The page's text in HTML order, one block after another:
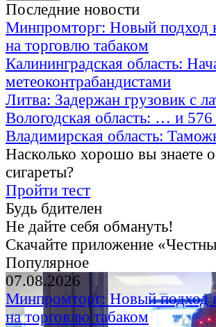
Последние новости
Минпромторг: Новый подход
на торговлю табаком
Калининградская область:
метеоконтрабандистами
Литва: Задержан грузовик с
Вологодская область: … и 576
Владимирская область:
Насколько хорошо вы знаете
сигареты?
Пройти тест
Будь бдителен
Не дайте себя обмануть!
Скачайте приложение
Популярное
07.08.2026
Минпромторг: Новый подход
на торговлю табаком